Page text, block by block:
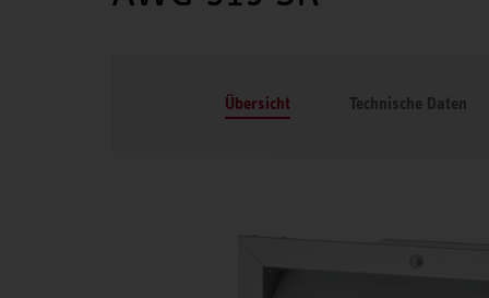
Übersicht Technische Daten